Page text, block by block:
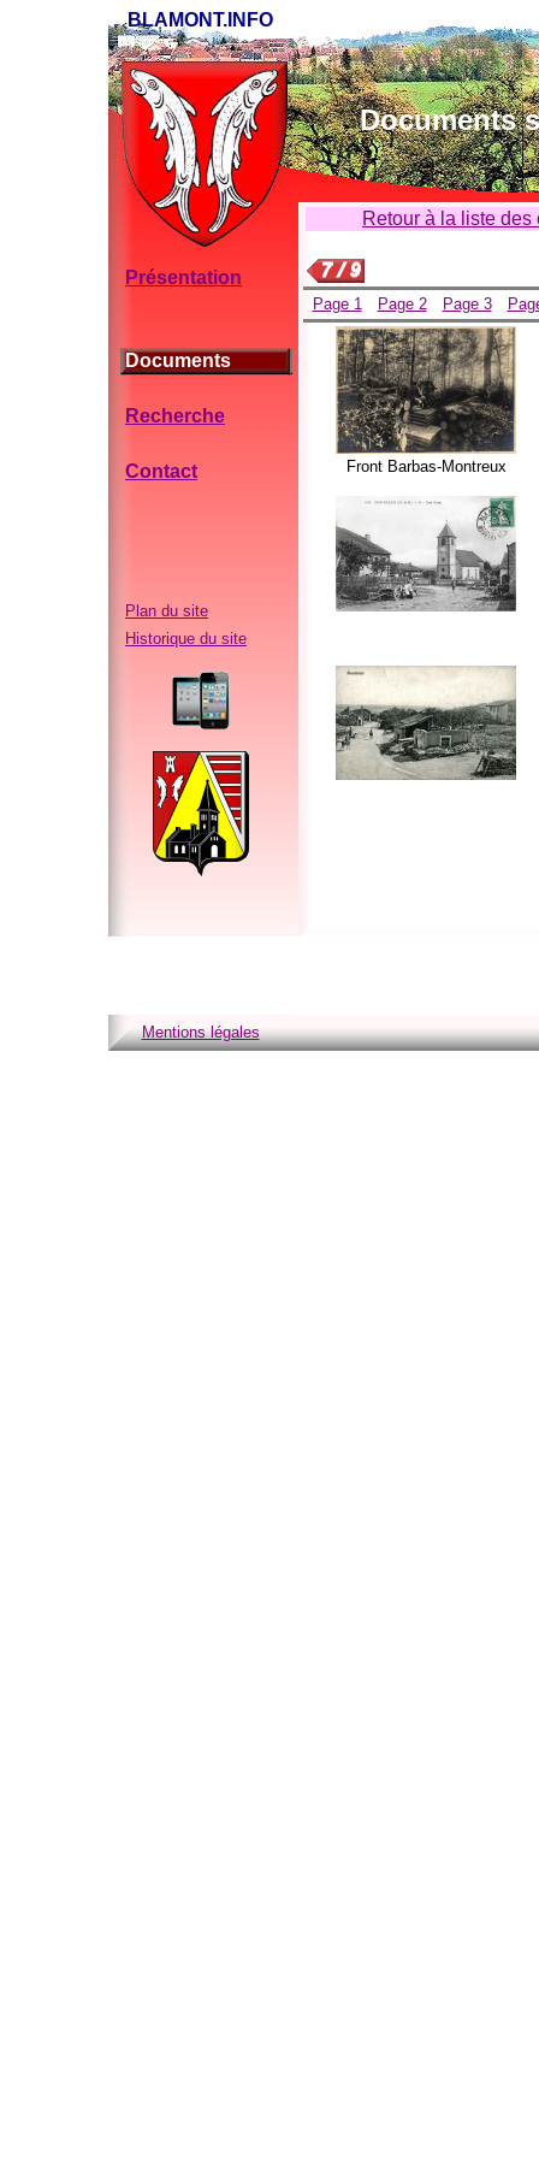
BLAMONT.INFO
Documents
Présentation
Documents
Recherche
Contact
Plan du site
Historique du site
Retour à la liste
Page 1 Page 2 Page 3
Front Barbas-Montreux
Mentions légales